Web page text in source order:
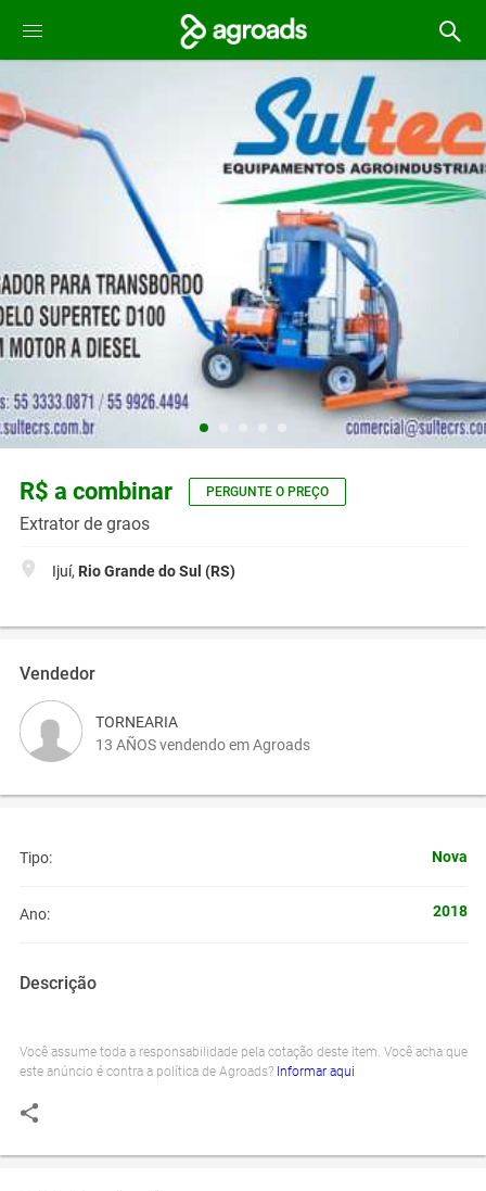
R$ a combinar PERGUNTE O PREÇO
Extrator de graos
Ijuí, Rio Grande do Sul (RS)
Vendedor
TORNEARIA
13 AÑOS vendendo em Agroads
Tipo: Nova
Ano: 2018
Descrição
Você assume toda a responsabilidade pela cotação deste item. Você acha que
este anúncio é contra a política de Agroads? Informar aqui